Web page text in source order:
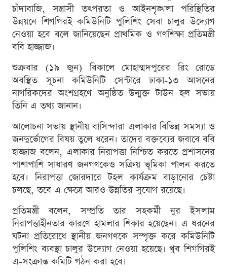
চাঁদাবাজি, সন্ত্রাসী তৎপরতা ও আইনশৃঙ্খলা পরিস্থিতির
উন্নয়নে শিগগিরই কমিউনিটি পুলিশিং সেবা চালুর উদ্যোগ
নেওয়া হবে বলে জানিয়েছেন প্রাথমিক ও গণশিক্ষা প্রতিমন্ত্রী
ববি হাজ্জাজ।
শুক্রবার (১৯ জুন) বিকালে মোহাম্মদপুরের রিং রোডে
অবস্থিত সূচনা কমিউনিটি সেন্টারে ঢাকা-১৩ আসনের
নাগরিকদের অংশগ্রহণে অনুষ্ঠিত উন্মুক্ত টাউন হল সভায়
তিনি এ তথ্য জানান।
আলোচনা সভায় স্থানীয় বাসিন্দারা এলাকার বিভিন্ন সমস্যা ও
জনদুর্ভোগের বিষয় তুলে ধরেন। তাদের বক্তব্যের জবাবে ববি
হাজ্জাজ বলেন, এলাকার নিরাপত্তা নিশ্চিত করতে প্রশাসনের
পাশাপাশি সাধারণ জনগণকেও সক্রিয় ভূমিকা পালন করতে
হবে। নিরাপত্তা জোরদারে টহল কার্যক্রম বাড়ানোর চেষ্টা
চলছে, তবে এ ক্ষেত্রে আরও উন্নতির সুযোগ রয়েছে।
প্রতিমন্ত্রী বলেন, সম্প্রতি তার সহকর্মী নুর ইসলাম
নিরাপত্তাহীনতার কারণে হামলার শিকার হয়েছেন। এ ধরনের
ঘটনা প্রতিরোধে স্থানীয় জনগণকে সম্পৃক্ত করে কমিউনিটি
পুলিশিং ব্যবস্থা চালুর উদ্যোগ নেওয়া হয়েছে। খুব শিগগিরই
এ-সংক্রান্ত কমিটি গঠন করা হবে।